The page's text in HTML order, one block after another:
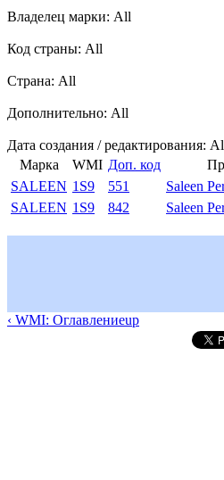
Владелец марки: All
Код страны: All
Страна: All
Дополнительно: All
Дата создания / редактирования:
Марка
WMI Доп. код
SALEEN 1S9 551 Saleen
SALEEN 1S9 842 Saleen
‹ WMI: Оглавлениеup